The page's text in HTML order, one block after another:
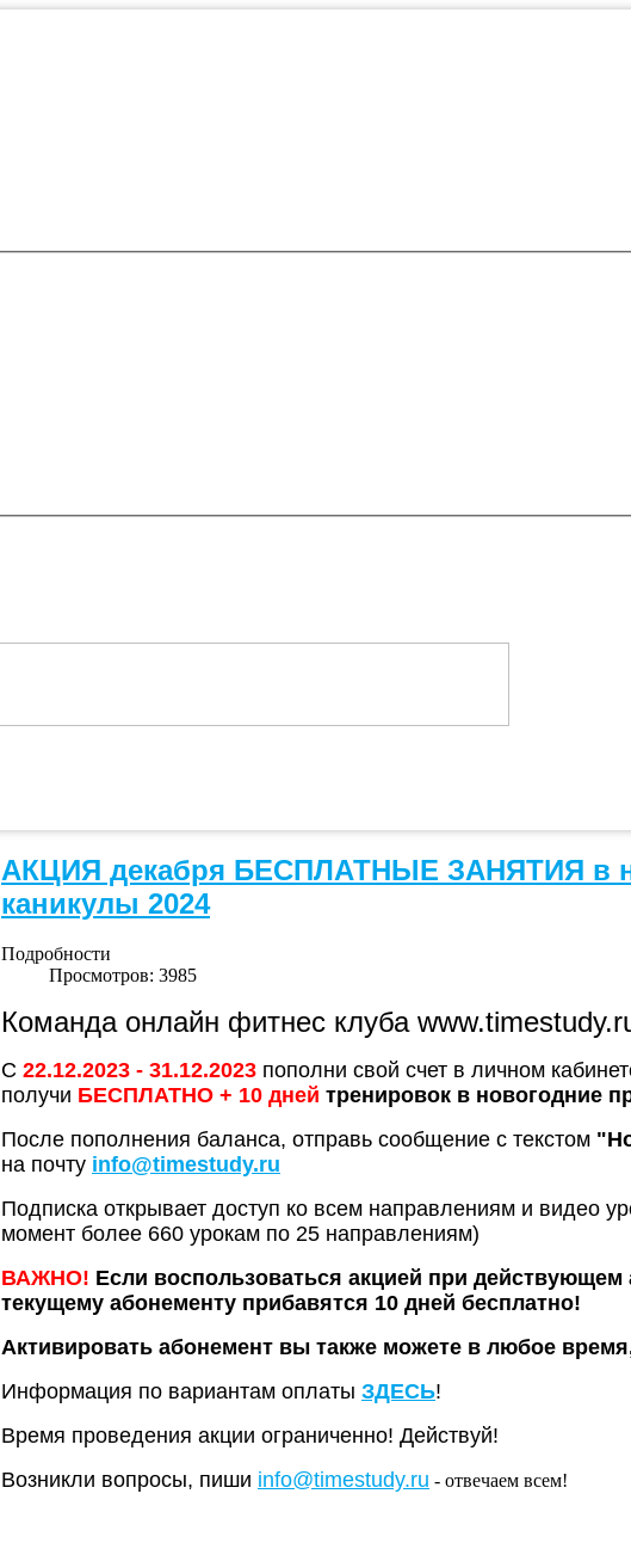
АКЦИЯ декабря БЕСПЛАТНЫЕ ЗАНЯТИЯ в
каникулы 2024
Подробности
Просмотров: 3985
Команда онлайн фитнес клуба
С 22.12.2023 - 31.12.2023 пополни свой счет в личном
получи БЕСПЛАТНО + 10 дней тренировок в новогодние
После пополнения баланса, отправь сообщение c текстом
на почту info@timestudy.ru
Подписка открывает доступ ко всем направлениям и видео
момент более 660 урокам по 25 направлениям)
ВАЖНО! Если воспользоваться акцией при
текущему абонементу прибавятся 10 дней бесплатно!
Активировать абонемент вы также можете в любое
Информация по вариантам оплаты ЗДЕСЬ!
Время проведения акции ограниченно! Действуй!
Возникли вопросы, пиши info@timestudy.ru - отвечаем всем!